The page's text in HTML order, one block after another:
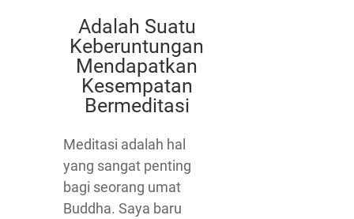
Adalah Suatu
Keberuntungan
Mendapatkan
Kesempatan
Bermeditasi
Meditasi adalah hal
yang sangat penting
bagi seorang umat
Buddha. Saya baru